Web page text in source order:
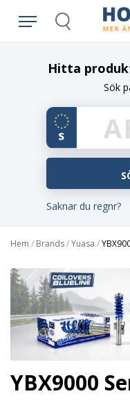
Search
Hitta
Sök
Saknar du regnr?
Hem / Brands/Yuasa /
YBX9000